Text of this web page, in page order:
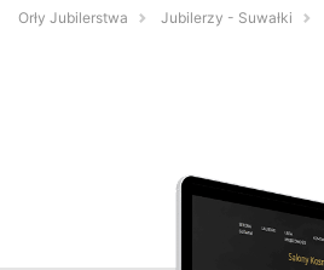
Orły Jubilerstwa Jubilerzy - Suwałki